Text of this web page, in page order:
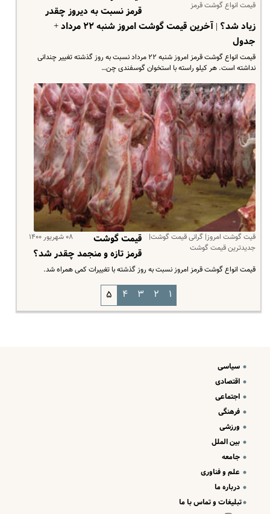
قیمت انواع گوشت قرمز
قرمز نسبت به دیروز چقدر
زیاد شد؟ | آخرین قیمت گوشت امروز شنبه ۲۲ مرداد +
جدول
قیمت انواع گوشت قرمز امروز شنبه ۲۲ مرداد نسبت به روز گذشته تغییر چندانی
نداشته است. هر کیلو راسته با استخوان گوسفندی چن…
قیت گوشت امروز| گرانی قیمت گوشت|
جدیدترین قیمت گوشت
۰۸ شهریور ۱۴۰۰
قیمت گوشت
قرمز تازه و منجمد چقدر شد؟
قیمت انواع گوشت قرمز امروز نسبت به روز گذشته با تغییرات کمی همراه شد.
۱ ۲ ۳ ۴ ۵
سیاسی
اقتصادی
اجتماعی
فرهنگی
ورزشی
بین الملل
جامعه
علم و فناوری
درباره ما
تبلیغات و تماس با ما